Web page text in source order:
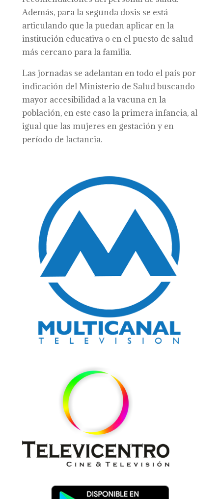
Además, para la segunda dosis se está
articulando que la puedan aplicar en la
institución educativa o en el puesto de salud
más cercano para la familia.
Las jornadas se adelantan en todo el país por
indicación del Ministerio de Salud buscando
mayor accesibilidad a la vacuna en la
población, en este caso la primera infancia, al
igual que las mujeres en gestación y en
período de lactancia.